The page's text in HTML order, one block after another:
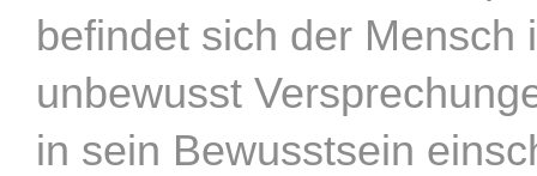
befindet sich der
unbewusst
in sein Bewusstsein